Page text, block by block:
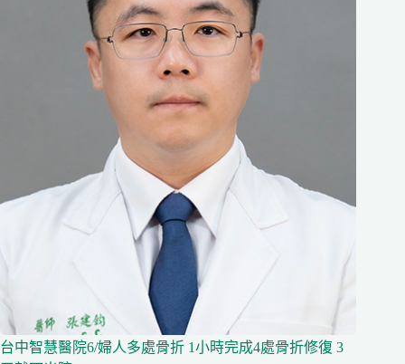
台中智慧醫院6/婦人多處骨折 1小時完成4處骨折修復 3